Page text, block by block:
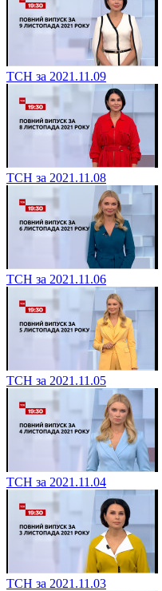
ТСН за 2021.11.09
ТСН за 2021.11.08
ТСН за 2021.11.06
ТСН за 2021.11.05
ТСН за 2021.11.04
ТСН за 2021.11.03